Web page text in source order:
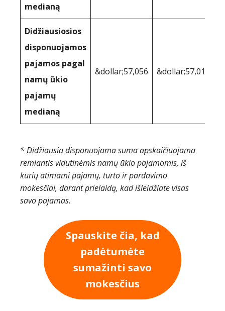
medianą
Didžiausiosios
disponuojamos
pajamos pagal
namų ūkio
pajamų
medianą
&dollar;57,056 &dollar;57,017
* Didžiausia disponuojama suma apskaičiuojama
remiantis vidutinėmis namų ūkio pajamomis, iš
kurių atimami pajamų, turto ir pardavimo
mokesčiai, darant prielaidą, kad išleidžiate visas
savo pajamas.
Spauskite čia, kad
padėtumėte
sumažinti savo
mokesčius